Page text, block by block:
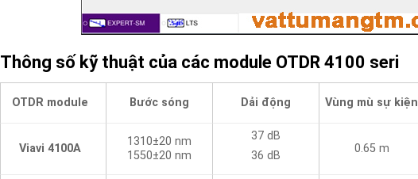
Thông số kỹ thuật của các module OTDR 4100 seri
OTDR module Bước sóng Dải động Vùng mù sự kiện
Viavi 4100A
1310±20 nm
1550±20 nm
37 dB
36 dB
0.65 m